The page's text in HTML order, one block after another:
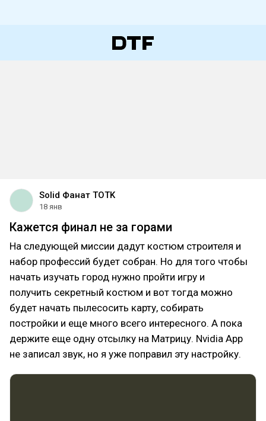
Solid Фанат TOTK
18 янв
Кажется финал не за горами
На следующей миссии дадут костюм строителя и
набор профессий будет собран. Но для того чтобы
начать изучать город нужно пройти игру и
получить секретный костюм и вот тогда можно
будет начать пылесосить карту, собирать
постройки и еще много всего интересного. А пока
держите еще одну отсылку на Матрицу. Nvidia App
не записал звук, но я уже поправил эту настройку.